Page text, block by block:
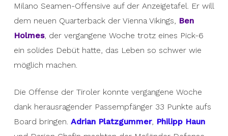
Milano Seamen-Offensive auf der Anzeigetafel. Er will
dem neuen Quarterback der Vienna Vikings,
Ben
Holmes, der vergangene Woche trotz eines Pick-6
ein solides Debüt hatte, das Leben so schwer wie
möglich machen.
Die Offense der Tiroler konnte vergangene Woche
dank herausragender Passempfänger 33 Punkte aufs
Board bringen. Adrian Platzgummer, Philipp Haun